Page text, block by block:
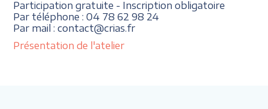
Participation gratuite - Inscription obligatoire
Par téléphone : 04 78 62 98 24
Par mail : contact@crias.fr
Présentation de l'atelier